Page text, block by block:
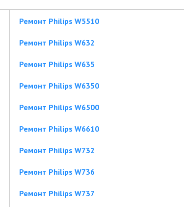
Ремонт Philips W5510
Ремонт Philips W632
Ремонт Philips W635
Ремонт Philips W6350
Ремонт Philips W6500
Ремонт Philips W6610
Ремонт Philips W732
Ремонт Philips W736
Ремонт Philips W737